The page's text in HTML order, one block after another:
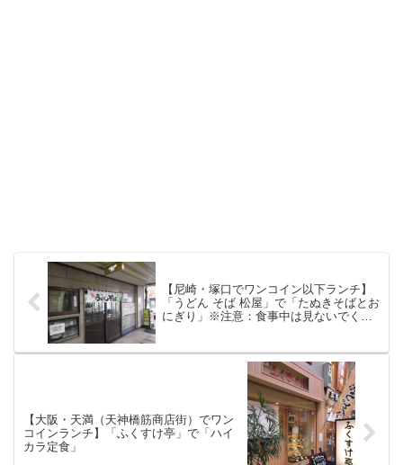
【尼崎・塚口でワンコイン以下ランチ】
「うどん そば 松屋」で「たぬきそばとお
にぎり」※注意：食事中は見ないでくだ
【大阪・天満（天神橋筋商店街）でワン
コインランチ】「ふくすけ亭」で「ハイ
カラ定食」